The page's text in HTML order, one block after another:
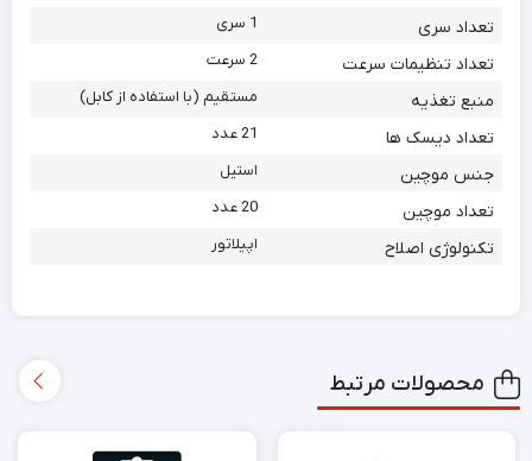
تعداد سری 1 سری
تعداد تنظیمات سرعت 2 سرعت
منبع تغذيه مستقیم (با استفاده از کابل)
تعداد دیسک ها 21 عدد
جنس موچین استیل
تعداد موچین 20 عدد
تکنولوژی اصلاح اپیلاتور
محصولات مرتبط